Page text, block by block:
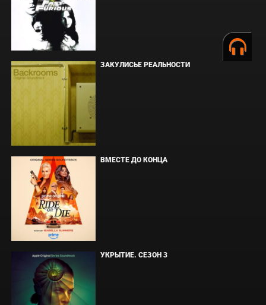
ЗАКУЛИСЬЕ РЕАЛЬНОСТИ
ВМЕСТЕ ДО КОНЦА
УКРЫТИЕ. СЕЗОН 3